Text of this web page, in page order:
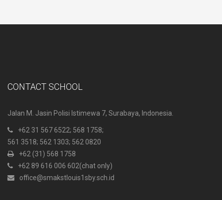
CONTACT SCHOOL
Jalan M. Jasin Polisi Istimewa 7, Surabaya, Indonesia.
+62 31 567 6522; 568 1758;
561 3518; 562 1303; 562 0820
+62 (31) 568 1758
+62 89 616 006 602(chat only)
office@smakstlouis1sby.sch.id